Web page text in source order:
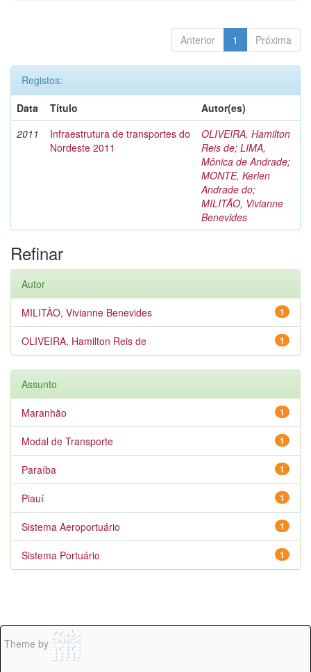
Anterior 1 Próxima
Registos:
Data
Título
Autor(es)
2011
Infraestrutura de transportes do
Nordeste 2011
OLIVEIRA, Hamilton
Reis de; LIMA,
Mônica de Andrade;
MONTE, Kerlen
Andrade do;
MILITÃO, Vivianne
Benevides
Refinar
Autor
1
MILITÃO, Vivianne Benevides
1
OLIVEIRA, Hamilton Reis de
Assunto
1
Maranhão
1
Modal de Transporte
1
Paraíba
1
Piauí
1
Sistema Aeroportuário
1
Sistema Portuário
Theme by